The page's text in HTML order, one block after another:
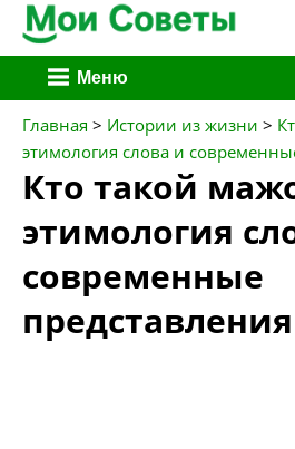
Перейти
к
содержимому
Меню
Главная > Истории из жизни >
этимология слова и
Кто такой
этимология
современные
представления